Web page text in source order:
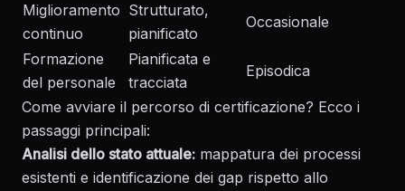
Miglioramento
continuo
Strutturato,
pianificato
Occasionale
Formazione
del personale
Pianificata e
tracciata
Episodica
Come avviare il percorso di certificazione? Ecco i
passaggi principali:
Analisi dello stato attuale: mappatura dei processi
esistenti e identificazione dei gap rispetto allo